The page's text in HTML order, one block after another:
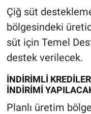
Çiğ süt
bölgesindeki
süt için Temel
destek verilecek.
İNDİRİMLİ
İNDİRİMİ
Planlı üretim